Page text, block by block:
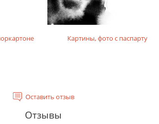
Картины, фото с паспарту
Оставить отзыв
Отзывы